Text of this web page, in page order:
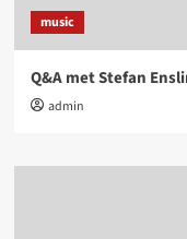
music
Q&A met Stefan
admin